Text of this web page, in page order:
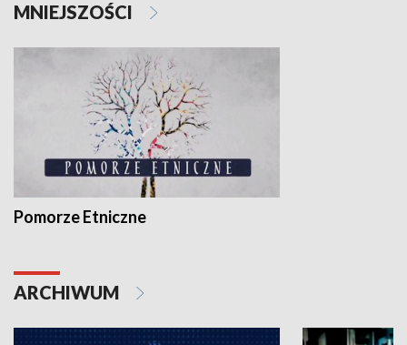
MNIEJSZOŚCI
Pomorze Etniczne
ARCHIWUM